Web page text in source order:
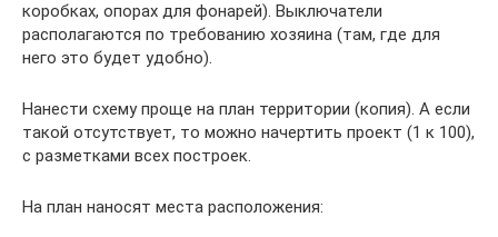
коробках, опорах для фонарей). Выключатели
располагаются по требованию хозяина (там, где для
него это будет удобно).
Нанести схему проще на план территории (копия). А если
такой отсутствует, то можно начертить проект (1 к 100),
с разметками всех построек.
На план наносят места расположения: